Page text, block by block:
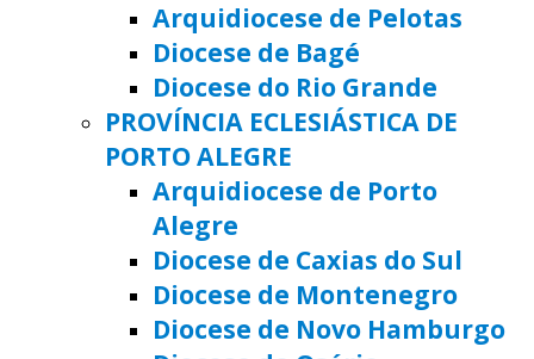
Arquidiocese de Pelotas
Diocese de Bagé
Diocese do Rio Grande
PROVÍNCIA ECLESIÁSTICA DE
PORTO ALEGRE
Arquidiocese de Porto
Alegre
Diocese de Caxias do Sul
Diocese de Montenegro
Diocese de Novo Hamburgo